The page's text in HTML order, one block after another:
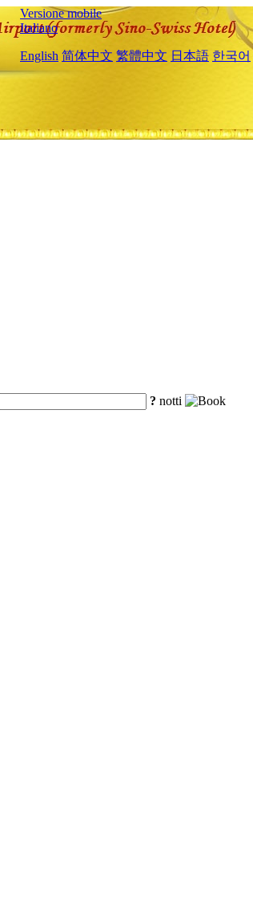
Versione mobile
Italiano
English 简体中文 繁體中文 日本語 한국어
? notti